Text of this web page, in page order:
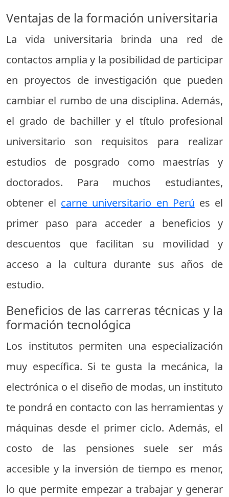
Ventajas de la formación universitaria
La vida universitaria brinda una red de
contactos amplia y la posibilidad de participar
en proyectos de investigación que pueden
cambiar el rumbo de una disciplina. Además,
el grado de bachiller y el título profesional
universitario son requisitos para realizar
estudios de posgrado como maestrías y
doctorados. Para muchos estudiantes,
obtener el carne universitario en Perú es el
primer paso para acceder a beneficios y
descuentos que facilitan su movilidad y
acceso a la cultura durante sus años de
estudio.
Beneficios de las carreras técnicas y la
formación tecnológica
Los institutos permiten una especialización
muy específica. Si te gusta la mecánica, la
electrónica o el diseño de modas, un instituto
te pondrá en contacto con las herramientas y
máquinas desde el primer ciclo. Además, el
costo de las pensiones suele ser más
accesible y la inversión de tiempo es menor,
lo que permite empezar a trabajar y generar